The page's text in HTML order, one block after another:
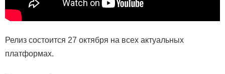
Релиз состоится 27 октября на всех актуальных
платформах.